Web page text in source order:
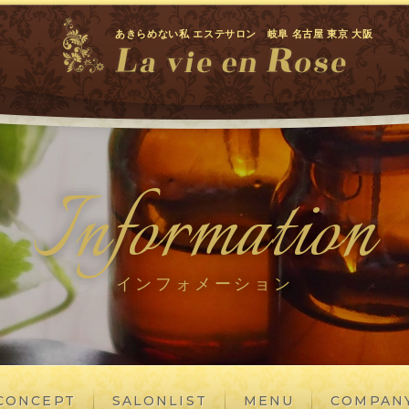
あきらめない私 エステサロン 岐阜 名古屋 東京 大阪
Information
インフォメーション
SALONLIST MENU